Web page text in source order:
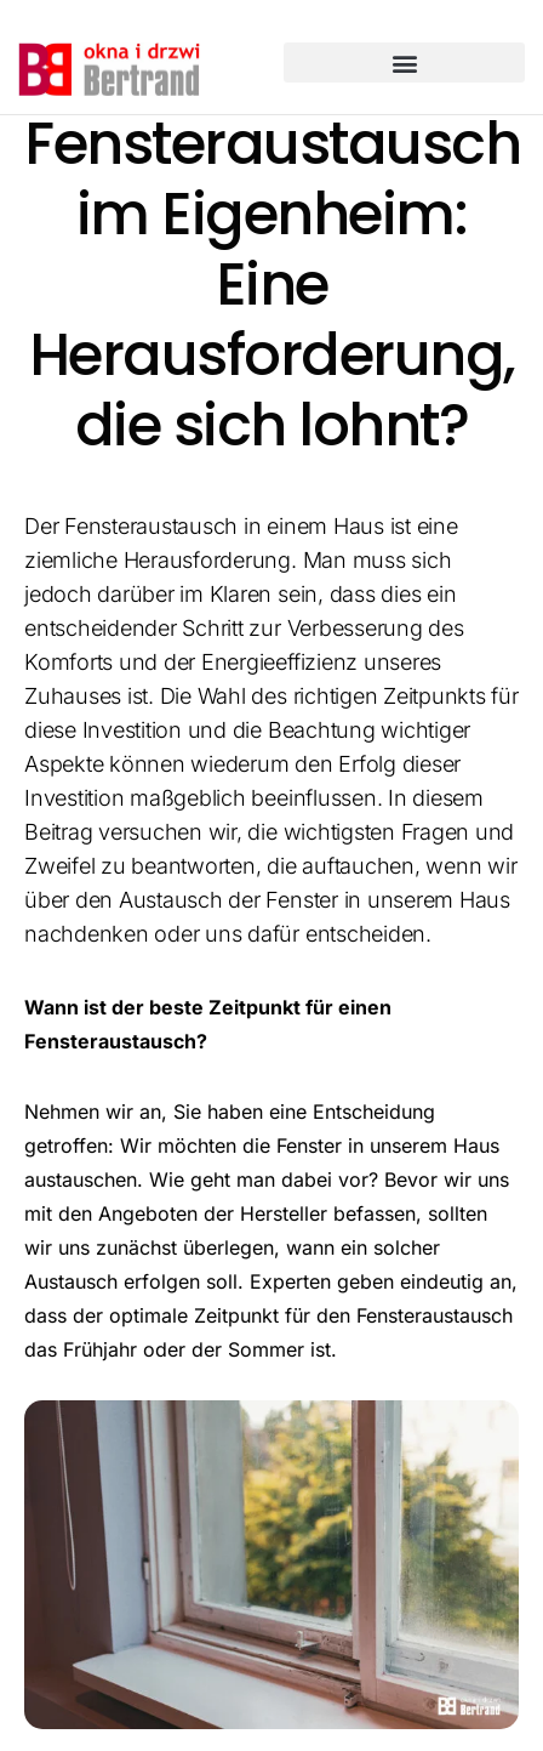
Inhalt
springen
Fensteraustausch
im Eigenheim:
Eine
Herausforderung,
die sich lohnt?
Der Fensteraustausch in einem Haus ist eine
ziemliche Herausforderung. Man muss sich
jedoch darüber im Klaren sein, dass dies ein
entscheidender Schritt zur Verbesserung des
Komforts und der Energieeffizienz unseres
Zuhauses ist. Die Wahl des richtigen Zeitpunkts für
diese Investition und die Beachtung wichtiger
Aspekte können wiederum den Erfolg dieser
Investition maßgeblich beeinflussen. In diesem
Beitrag versuchen wir, die wichtigsten Fragen und
Zweifel zu beantworten, die auftauchen, wenn wir
über den Austausch der Fenster in unserem Haus
nachdenken oder uns dafür entscheiden.
Wann ist der beste Zeitpunkt für einen
Fensteraustausch?
Nehmen wir an, Sie haben eine Entscheidung
getroffen: Wir möchten die Fenster in unserem Haus
austauschen. Wie geht man dabei vor? Bevor wir uns
mit den Angeboten der Hersteller befassen, sollten
wir uns zunächst überlegen, wann ein solcher
Austausch erfolgen soll. Experten geben eindeutig an,
dass der optimale Zeitpunkt für den Fensteraustausch
das Frühjahr oder der Sommer ist.